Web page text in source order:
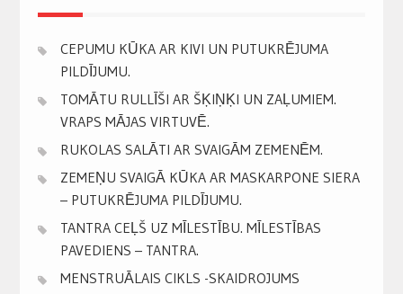
CEPUMU KŪKA AR KIVI UN PUTUKRĒJUMA
PILDĪJUMU.
TOMĀTU RULLĪŠI AR ŠĶIŅĶI UN ZAĻUMIEM.
VRAPS MĀJAS VIRTUVĒ.
RUKOLAS SALĀTI AR SVAIGĀM ZEMENĒM.
ZEMEŅU SVAIGĀ KŪKA AR MASKARPONE SIERA
– PUTUKRĒJUMA PILDĪJUMU.
TANTRA CEĻŠ UZ MĪLESTĪBU. MĪLESTĪBAS
PAVEDIENS – TANTRA.
MENSTRUĀLAIS CIKLS -SKAIDROJUMS